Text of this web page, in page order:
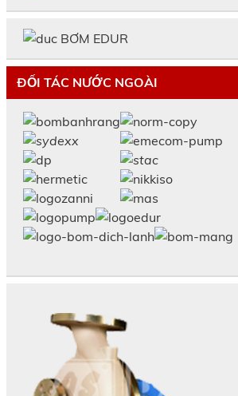
BƠM EDUR
ĐỐI TÁC NƯỚC NGOÀI